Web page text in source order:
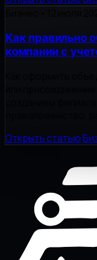
Как правильно
компании с
Открыть статью